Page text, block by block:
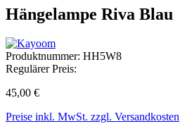
Hängelampe Riva Blau
Produktnummer: HH5W8
Regulärer Preis:
45,00 €
Preise inkl. MwSt. zzgl. Versandkosten